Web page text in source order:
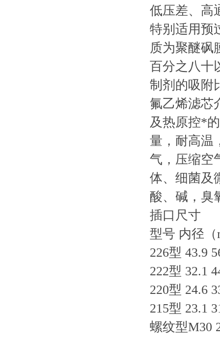
低压差、高
特别适用预
质为聚醚砜
百分之八十
制剂的吸附
氟乙烯滤芯
及热原控*
量，耐高温
气，压缩空
体、细菌及
酸、碱，臭
插口尺寸
型号 内径（
226型 43.9
222型 32.1
220型 24.6
215型 23.1
螺纹型M30